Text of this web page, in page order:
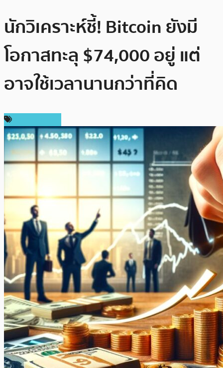
นักวิเคราะห์ชี้! Bitcoin ยังมี
โอกาสทะลุ $74,000 อยู่ แต่
อาจใช้เวลานานกว่าที่คิด